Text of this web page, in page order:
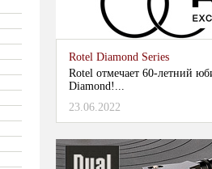
Rotel Diamond Series
Rotel отмечает 60-летний
Diamond!...
23.06.2022